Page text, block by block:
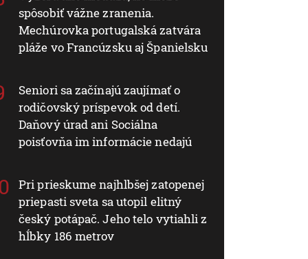
spôsobiť vážne zranenia.
Mechúrovka portugalská zatvára
pláže vo Francúzsku aj Španielsku
Seniori sa začínajú zaujímať o
rodičovský príspevok od detí.
Daňový úrad ani Sociálna
poisťovňa im informácie nedajú
Pri prieskume najhlbšej zatopenej
priepasti sveta sa utopil elitný
český potápač. Jeho telo vytiahli z
hĺbky 186 metrov